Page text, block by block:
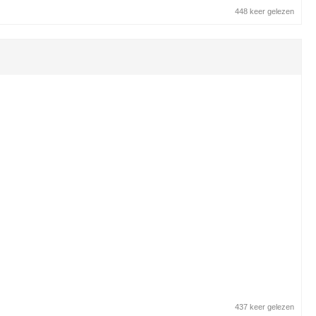
448 keer gelezen
437 keer gelezen